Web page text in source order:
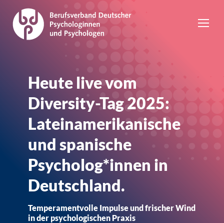
Heute live vom
Diversity-Tag 2025:
Lateinamerikanische
und spanische
Psycholog*innen in
Deutschland.
Temperamentvolle Impulse und frischer Wind
in der psychologischen Praxis